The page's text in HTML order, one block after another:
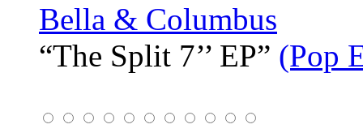
Bella & Columbus
“The Split 7’’ EP” (Pop